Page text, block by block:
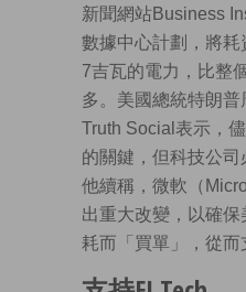
新聞網站Business
數據中心計劃，將
7吉瓦的電力，比整
多。美國總統特朗
Truth Social表示，
的關鍵，但科技公司
他續稱，微軟（
出重大改變，以確
耗而「買單」，從而